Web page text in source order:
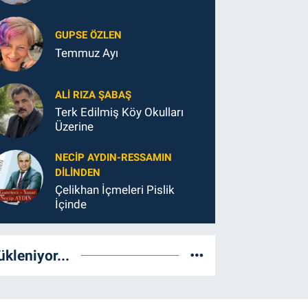
GUPSE ÖZLEN
Temmuz Ayı
ALI RIZA ŞABAŞ
Terk Edilmiş Köy Okulları
Üzerine
NECIP AYDIN-RESSAMIN
DILINDEN
Çelikhan İçmeleri Pislik
İçinde